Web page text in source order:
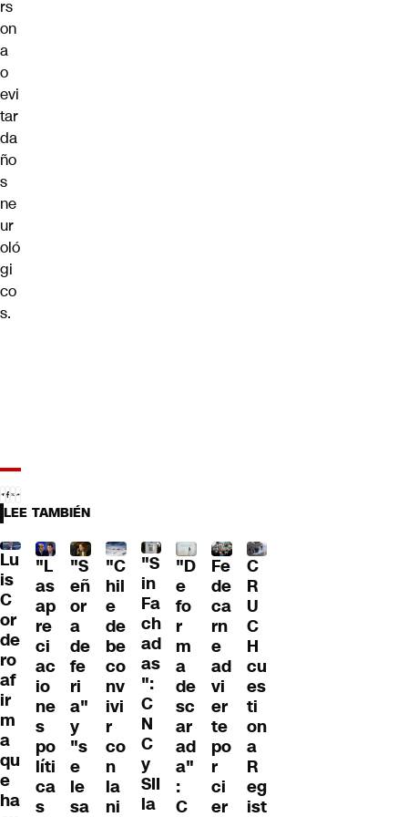
rs
on
a
o
evi
tar
da
ño
s
ne
ur
oló
gi
co
s.
LEE TAMBIÉN
Lu
is
C
or
de
ro
af
ir
m
a
qu
e
ha
"L
as
ap
re
ci
ac
io
ne
s
po
líti
ca
s
"S
eñ
or
a
de
fe
ri
a"
y
"s
e
le
sa
"C
hil
e
de
be
co
nv
ivi
r
co
n
la
ni
"S
in
Fa
ch
ad
as
":
C
N
C
y
SII
la
"D
e
fo
r
m
a
de
sc
ar
ad
a"
:
C
Fe
de
ca
rn
e
ad
vi
er
te
po
r
ci
er
C
R
U
C
H
cu
es
ti
on
a
R
eg
ist